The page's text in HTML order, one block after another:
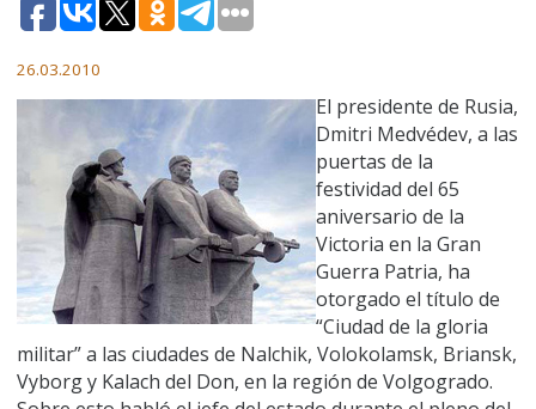
26.03.2010
El presidente de Rusia,
Dmitri Medvédev, a las
puertas de la
festividad del 65
aniversario de la
Victoria en la Gran
Guerra Patria, ha
otorgado el título de
“Ciudad de la gloria
militar” a las ciudades de Nalchik, Volokolamsk, Briansk,
Vyborg y Kalach del Don, en la región de Volgogrado.